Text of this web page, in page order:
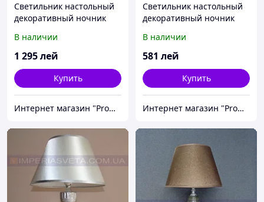
Светильник настольный
декоративный ночник
MMD-441413
В наличии
1 295лей
Купить
Интернет магазин "Promtovari"
Светильник настольный
декоративный ночник
MMD-511423
В наличии
581 лей
Купить
Интернет магазин "Promtovari"